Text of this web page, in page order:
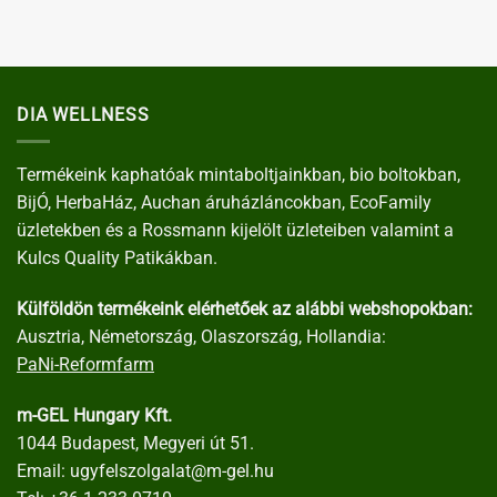
DIA WELLNESS
Termékeink kaphatóak mintaboltjainkban, bio boltokban,
BijÓ, HerbaHáz, Auchan áruházláncokban, EcoFamily
üzletekben és a Rossmann kijelölt üzleteiben valamint a
Kulcs Quality Patikákban.
Külföldön termékeink elérhetőek az alábbi webshopokban:
Ausztria, Németország, Olaszország, Hollandia:
PaNi-Reformfarm
m-GEL Hungary Kft.
1044 Budapest, Megyeri út 51.
Email: ugyfelszolgalat@m-gel.hu